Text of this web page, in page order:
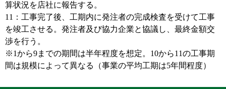
算状況を店社に報告する。
11：工事完了後、工期内に発注者の完成検査を受けて工事
を竣工させる。発注者及び協力企業と協議し、最終金額交
渉を行う。
※1から9までの期間は半年程度を想定。10から11の工事期
間は規模によって異なる（事業の平均工期は5年間程度）